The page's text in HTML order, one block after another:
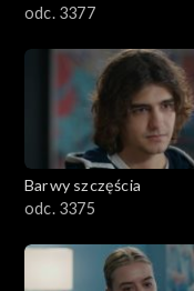
odc. 3377
Barwy szczęścia
odc. 3375